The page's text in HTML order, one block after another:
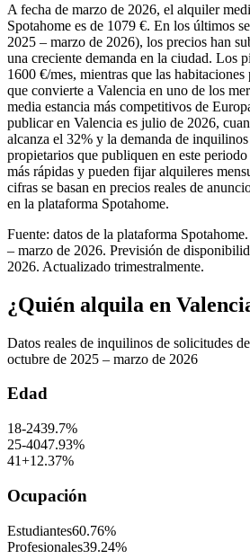
A fecha de marzo de 2026, el alquiler
Spotahome es de 1079 €. En los últimos
2025 – marzo de 2026), los precios han
una creciente demanda en la ciudad. Los
1600 €/mes, mientras que las
que convierte a Valencia en uno de los
media estancia más competitivos de
publicar en Valencia es julio de 2026,
alcanza el 32% y la demanda de
propietarios que publiquen en este
más rápidas y pueden fijar alquileres
cifras se basan en precios reales de
en la plataforma Spotahome.
Fuente: datos de la plataforma
– marzo de 2026. Previsión de
2026. Actualizado trimestralmente.
¿Quién alquila en
Datos reales de inquilinos de solicitudes
octubre de 2025 – marzo de 2026
Edad
18-2439.7%
25-4047.93%
41+12.37%
Ocupación
Estudiantes60.76%
Profesionales39.24%